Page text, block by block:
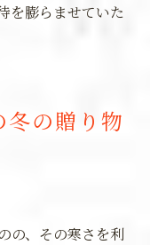
を膨らませていた
の贈り物
の、その寒さを利